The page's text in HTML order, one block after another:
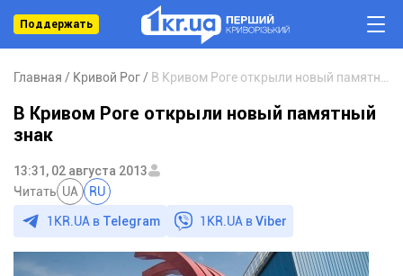
Поддержать
Главная Кривой Рог
В Кривом Роге открыли новый памятный
знак
13:31, 02 августа 2013
Читать UA RU
1KR.UA в Telegram 1KR.UA вViber